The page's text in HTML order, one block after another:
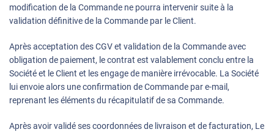
modification de la Commande ne pourra intervenir suite à la
validation définitive de la Commande par le Client.
Après acceptation des CGV et validation de la Commande avec
obligation de paiement, le contrat est valablement conclu entre la
Société et le Client et les engage de manière irrévocable. La Société
lui envoie alors une confirmation de Commande par e-mail,
reprenant les éléments du récapitulatif de sa Commande.
Après avoir validé ses coordonnées de livraison et de facturation, Le